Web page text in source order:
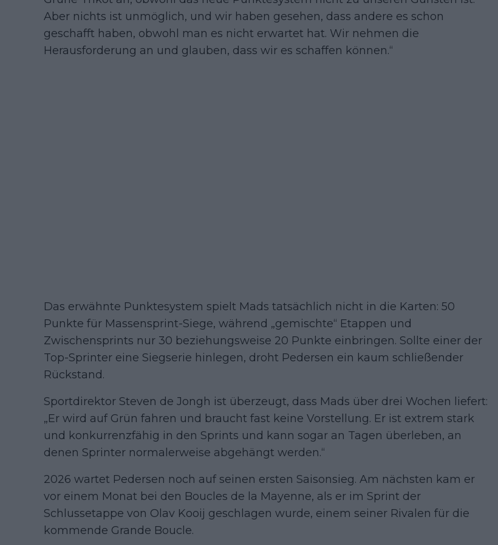
Aber nichts ist unmöglich, und wir haben gesehen, dass andere es schon
geschafft haben, obwohl man es nicht erwartet hat. Wir nehmen die
Herausforderung an und glauben, dass wir es schaffen können.“
Das erwähnte Punktesystem spielt Mads tatsächlich nicht in die Karten: 50
Punkte für Massensprint-Siege, während „gemischte“ Etappen und
Zwischensprints nur 30 beziehungsweise 20 Punkte einbringen. Sollte einer der
Top-Sprinter eine Siegserie hinlegen, droht Pedersen ein kaum schließender
Rückstand.
Sportdirektor Steven de Jongh ist überzeugt, dass Mads über drei Wochen liefert:
„Er wird auf Grün fahren und braucht fast keine Vorstellung. Er ist extrem stark
und konkurrenzfähig in den Sprints und kann sogar an Tagen überleben, an
denen Sprinter normalerweise abgehängt werden.“
2026 wartet Pedersen noch auf seinen ersten Saisonsieg. Am nächsten kam er
vor einem Monat bei den Boucles de la Mayenne, als er im Sprint der
Schlussetappe von Olav Kooij geschlagen wurde, einem seiner Rivalen für die
kommende Grande Boucle.